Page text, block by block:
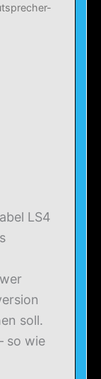
LS4
soll.
so wie